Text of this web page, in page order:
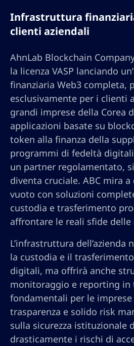
Infrastruttura
clienti aziendali
AhnLab Blockchain
la licenza VASP lanciando
finanziaria Web3 completa,
esclusivamente per i clienti
grandi imprese della Corea
applicazioni basate su
token alla finanza della
programmi di fedeltà
un partner regolamentato,
diventa cruciale. ABC mira
vuoto con soluzioni
custodia e trasferimento
affrontare le reali sfide delle
L’infrastruttura dell’azienda
la custodia e il
digitali, ma offrirà anche
monitoraggio e reporting in
fondamentali per le imprese
trasparenza e solido risk
sulla sicurezza istituzionale
drasticamente i rischi di